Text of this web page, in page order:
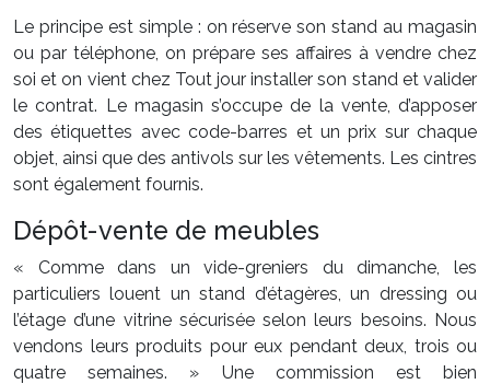
Le principe est simple : on réserve son stand au magasin
ou par téléphone, on prépare ses affaires à vendre chez
soi et on vient chez Tout jour installer son stand et valider
le contrat. Le magasin s’occupe de la vente, d’apposer
des étiquettes avec code-barres et un prix sur chaque
objet, ainsi que des antivols sur les vêtements. Les cintres
sont également fournis.
Dépôt-vente de meubles
« Comme dans un vide-greniers du dimanche, les
particuliers louent un stand d’étagères, un dressing ou
l’étage d’une vitrine sécurisée selon leurs besoins. Nous
vendons leurs produits pour eux pendant deux, trois ou
quatre semaines. » Une commission est bien